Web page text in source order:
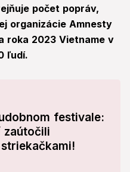
počet popráv,
organizácie Amnesty
roka 2023 Vietname v
ľudí.
festivale:
zaútočili